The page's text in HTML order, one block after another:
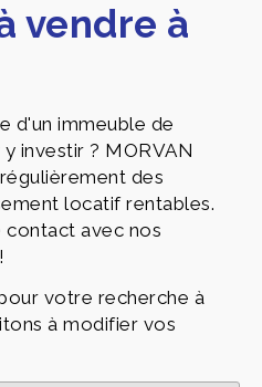
vendre à
d'un immeuble de
investir ? MORVAN
des
locatif rentables.
contact avec nos
votre recherche à
à modifier vos